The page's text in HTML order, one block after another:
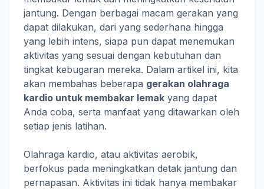
jantung. Dengan berbagai macam gerakan yang
dapat dilakukan, dari yang sederhana hingga
yang lebih intens, siapa pun dapat menemukan
aktivitas yang sesuai dengan kebutuhan dan
tingkat kebugaran mereka. Dalam artikel ini, kita
akan membahas beberapa gerakan olahraga
kardio untuk membakar lemak yang dapat
Anda coba, serta manfaat yang ditawarkan oleh
setiap jenis latihan.
Olahraga kardio, atau aktivitas aerobik,
berfokus pada meningkatkan detak jantung dan
pernapasan. Aktivitas ini tidak hanya membakar